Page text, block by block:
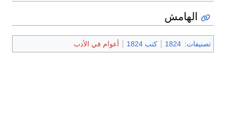
الهامش
تصنيفات:
1824 كتب 1824 أعوام في الأدب